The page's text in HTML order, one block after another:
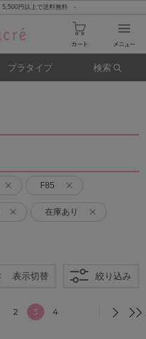
円以上で送料無料 -
ブラタイプ 検索
F85
在庫あり
表示切替 絞り込み
2 3 4